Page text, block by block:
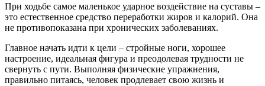
При ходьбе самое маленькое ударное воздействие на суставы –
это естественное средство переработки жиров и калорий. Она
не противопоказана при хронических заболеваниях.
Главное начать идти к цели – стройные ноги, хорошее
настроение, идеальная фигура и преодолевая трудности не
свернуть с пути. Выполняя физические упражнения,
правильно питаясь, человек продлевает свою жизнь и